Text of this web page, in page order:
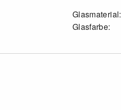
Glasmaterial:
Glasfarbe: